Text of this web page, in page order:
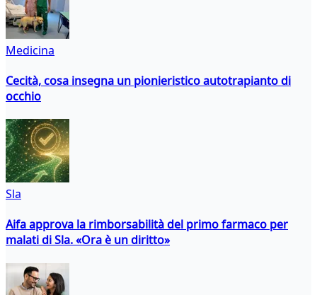
Medicina
Cecità, cosa insegna un pionieristico autotrapianto di
occhio
Sla
Aifa approva la rimborsabilità del primo farmaco per
malati di Sla. «Ora è un diritto»